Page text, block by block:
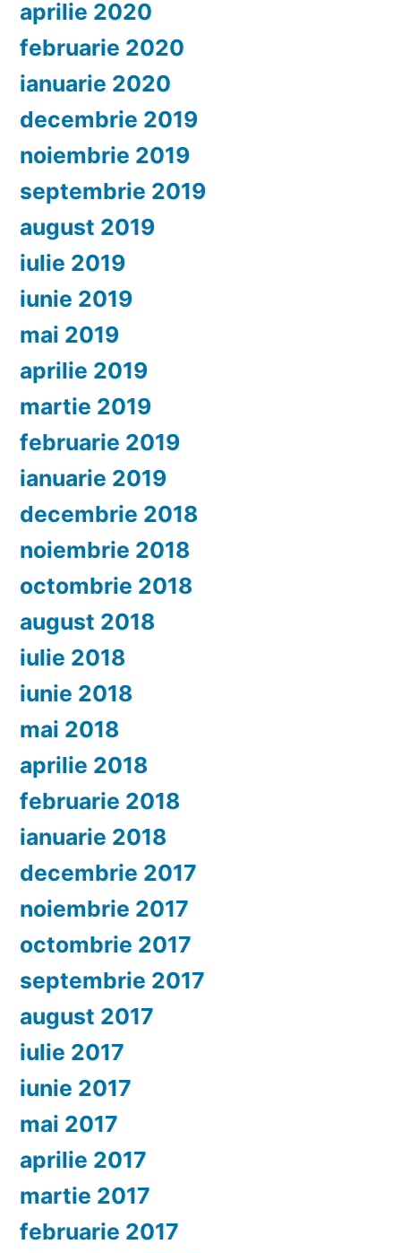
aprilie 2020
februarie 2020
ianuarie 2020
decembrie 2019
noiembrie 2019
septembrie 2019
august 2019
iulie 2019
iunie 2019
mai 2019
aprilie 2019
martie 2019
februarie 2019
ianuarie 2019
decembrie 2018
noiembrie 2018
octombrie 2018
august 2018
iulie 2018
iunie 2018
mai 2018
aprilie 2018
februarie 2018
ianuarie 2018
decembrie 2017
noiembrie 2017
octombrie 2017
septembrie 2017
august 2017
iulie 2017
iunie 2017
mai 2017
aprilie 2017
martie 2017
februarie 2017